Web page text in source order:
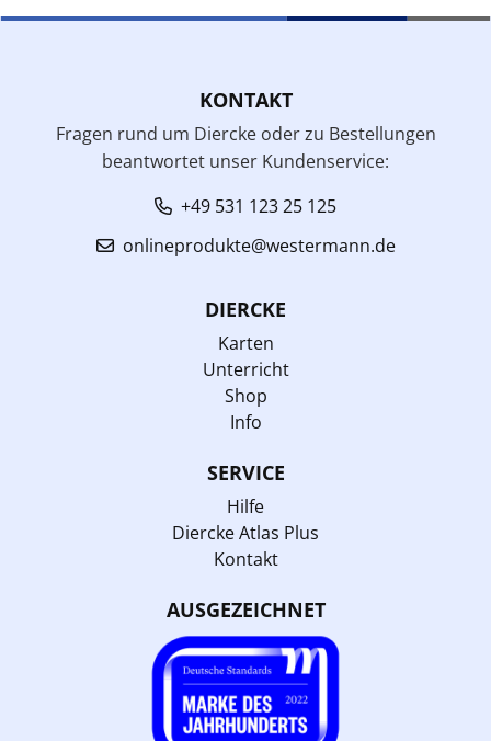
KONTAKT
Fragen rund um Diercke oder zu Bestellungen
beantwortet unser Kundenservice:
+49 531 123 25 125
onlineprodukte@westermann.de
DIERCKE
Karten
Unterricht
Shop
Info
SERVICE
Hilfe
Diercke Atlas Plus
Kontakt
AUSGEZEICHNET